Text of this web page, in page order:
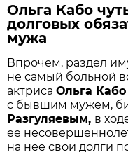
Ольга Кабо
долговых
мужа
Впрочем, раздел
не самый больной
актрисаОльга Кабо
с бывшим мужем,
Разгуляевым, в
ее
на нее свои долги